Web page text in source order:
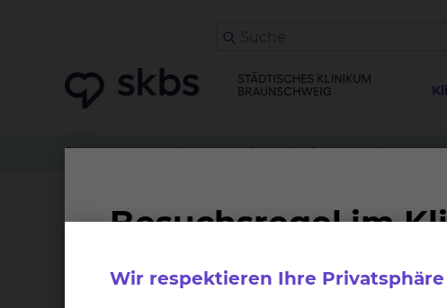
Personen Psychoonkologie Dr. Johanna Mühe
Dr. Johanna Mühe
Qualifikation und Spezialgebiete
Wir respektieren Ihre Privatsphäre